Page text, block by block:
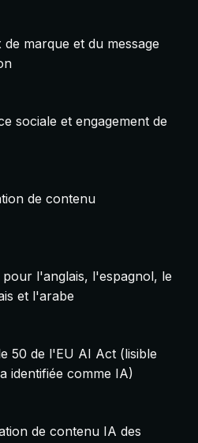
marque et du message
sociale et engagement de
de contenu
l'anglais, l'espagnol, le
et l'arabe
50 de l'EU AI Act (lisible
identifiée comme IA)
de contenu IA des